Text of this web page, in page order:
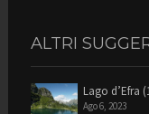
ALTRI
Lago d’Efra
Ago 6, 2023